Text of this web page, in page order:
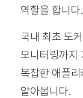
역할을 합니다.
국내 최초 도
모니터링까지
복잡한 애플
알아봅니다.